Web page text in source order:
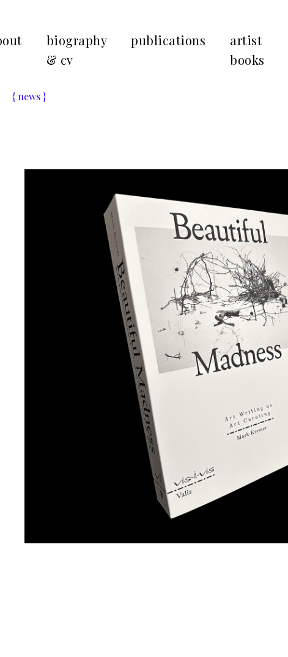
biography
& cv
publications
artist
books
{ news }